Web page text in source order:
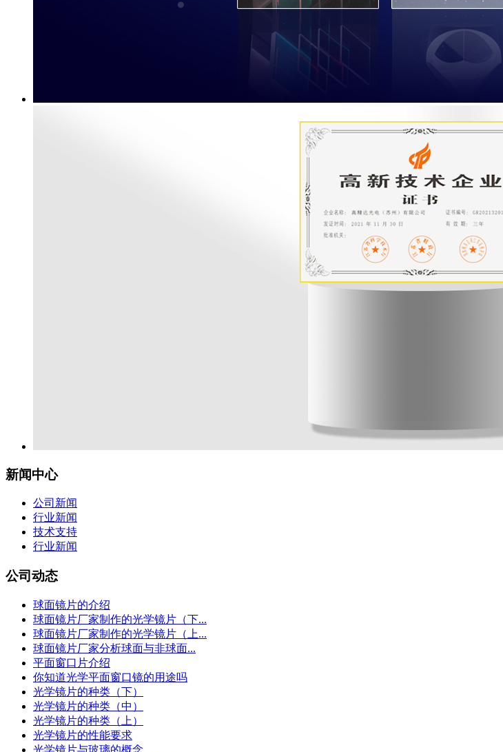
新闻中心
公司新闻
行业新闻
技术支持
行业新闻
公司动态
球面镜片的介绍
球面镜片厂家制作的光学镜片（下...
球面镜片厂家制作的光学镜片（上...
球面镜片厂家分析球面与非球面...
平面窗口片介绍
你知道光学平面窗口镜的用途吗
光学镜片的种类（下）
光学镜片的种类（中）
光学镜片的种类（上）
光学镜片的性能要求
光学镜片与玻璃的概念